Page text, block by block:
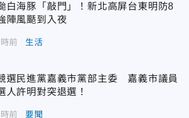
白海豚「敲門」！新北高屏台東明防8
陣風颳到入夜
前 生活
選民進黨嘉義市黨部主委 嘉義市議員
人許明對突退選！
前 要聞